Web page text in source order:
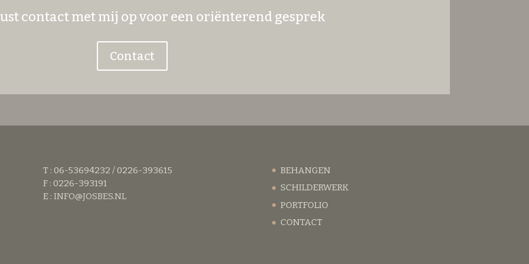
contact met mij op voor een oriënterend gesprek
Contact
T : 06-53694232 / 0226-393615
F : 0226-393191
E :INFO@JOSBES.NL
BEHANGEN
SCHILDERWERK
PORTFOLIO
CONTACT